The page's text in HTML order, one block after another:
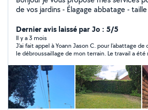
de vos jardins - Élagage abbatage - taille de haie -
pose de cloture - nettoyage de toiture et des dallage
prix forfaitaire et attractif n'hésitez pas à me contacter
pour plus de renseignement
Dernier avis laissé par Jo : 5/5
Il y a 3 mois
J’ai fait appel à Yoann Jason C. pour l’abattage
le débroussaillage de mon terrain. Le travail a été
faire appréciable. Les arbres ont été coupés